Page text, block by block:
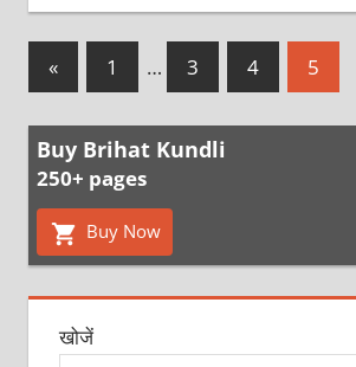
Posts
«Previous
Posts
1 … 3 4 5
Buy Brihat Kundli
250+ pages
Buy Now
खोजें